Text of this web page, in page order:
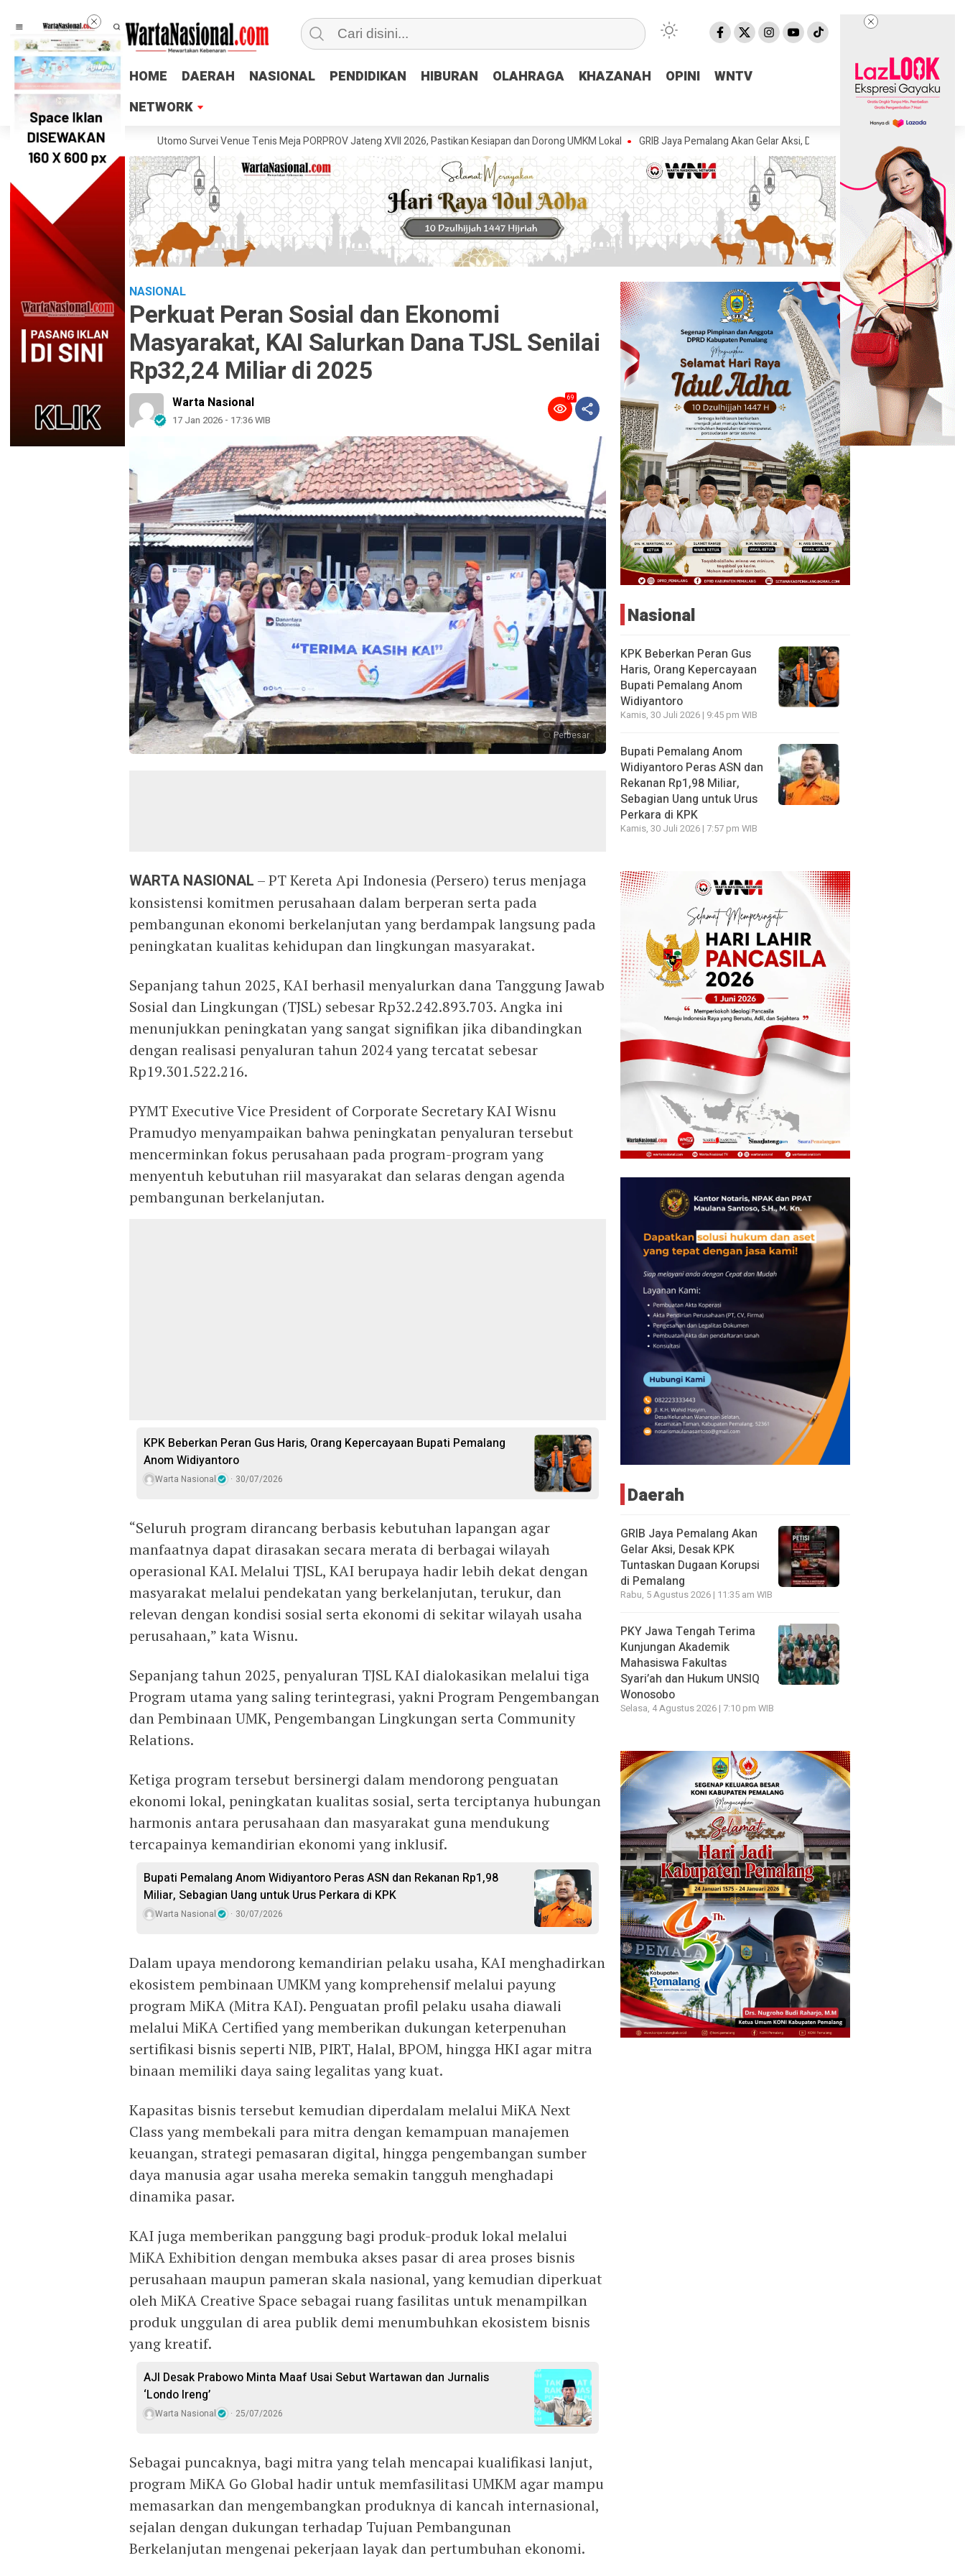
HOME DAERAH NASIONAL PENDIDIKAN HIBURAN OLAHRAGA KHAZANAH OPINI
WNTV
NETWORK
HOME DAERAH NASIONAL PENDIDIKAN HIBURAN OLAHRAGA KHAZANAH OPINI
WNTV
NETWORK
Lukas Arry Dwiko Utomo Survei Venue Tenis Meja PORPROV Jateng XVII 2026, Pastikan Kesiapan dan Dorong UMKM Lokal GRIB Jaya Pemalang Akan Gelar Aksi, Desak KPK Tuntaskan Dugaan Korupsi di
NASIONAL
Perkuat Peran Sosial dan Ekonomi
Masyarakat, KAI Salurkan Dana TJSL Senilai
Rp32,24 Miliar di 2025
Warta Nasional
17 Jan 2026 - 17:36 WIB
69
Perbesar
WARTA NASIONAL – PT Kereta Api Indonesia (Persero) terus menjaga
konsistensi komitmen perusahaan dalam berperan serta pada
pembangunan ekonomi berkelanjutan yang berdampak langsung pada
peningkatan kualitas kehidupan dan lingkungan masyarakat.
Sepanjang tahun 2025, KAI berhasil menyalurkan dana Tanggung Jawab
Sosial dan Lingkungan (TJSL) sebesar Rp32.242.893.703. Angka ini
menunjukkan peningkatan yang sangat signifikan jika dibandingkan
dengan realisasi penyaluran tahun 2024 yang tercatat sebesar
Rp19.301.522.216.
PYMT Executive Vice President of Corporate Secretary KAI Wisnu
Pramudyo menyampaikan bahwa peningkatan penyaluran tersebut
mencerminkan fokus perusahaan pada program-program yang
menyentuh kebutuhan riil masyarakat dan selaras dengan agenda
pembangunan berkelanjutan.
KPK Beberkan Peran Gus Haris, Orang Kepercayaan Bupati Pemalang
Anom Widiyantoro
Warta Nasional 30/07/2026
“Seluruh program dirancang berbasis kebutuhan lapangan agar
manfaatnya dapat dirasakan secara merata di berbagai wilayah
operasional KAI. Melalui TJSL, KAI berupaya hadir lebih dekat dengan
masyarakat melalui pendekatan yang berkelanjutan, terukur, dan
relevan dengan kondisi sosial serta ekonomi di sekitar wilayah usaha
perusahaan,” kata Wisnu.
Sepanjang tahun 2025, penyaluran TJSL KAI dialokasikan melalui tiga
Program utama yang saling terintegrasi, yakni Program Pengembangan
dan Pembinaan UMK, Pengembangan Lingkungan serta Community
Relations.
Ketiga program tersebut bersinergi dalam mendorong penguatan
ekonomi lokal, peningkatan kualitas sosial, serta terciptanya hubungan
harmonis antara perusahaan dan masyarakat guna mendukung
tercapainya kemandirian ekonomi yang inklusif.
Bupati Pemalang Anom Widiyantoro Peras ASN dan Rekanan Rp1,98
Miliar, Sebagian Uang untuk Urus Perkara di KPK
Warta Nasional 30/07/2026
Dalam upaya mendorong kemandirian pelaku usaha, KAI menghadirkan
ekosistem pembinaan UMKM yang komprehensif melalui payung
program MiKA (Mitra KAI). Penguatan profil pelaku usaha diawali
melalui MiKA Certified yang memberikan dukungan keterpenuhan
sertifikasi bisnis seperti NIB, PIRT, Halal, BPOM, hingga HKI agar mitra
binaan memiliki daya saing legalitas yang kuat.
Kapasitas bisnis tersebut kemudian diperdalam melalui MiKA Next
Class yang membekali para mitra dengan kemampuan manajemen
keuangan, strategi pemasaran digital, hingga pengembangan sumber
daya manusia agar usaha mereka semakin tangguh menghadapi
dinamika pasar.
KAI juga memberikan panggung bagi produk-produk lokal melalui
MiKA Exhibition dengan membuka akses pasar di area proses bisnis
perusahaan maupun pameran skala nasional, yang kemudian diperkuat
oleh MiKA Creative Space sebagai ruang fasilitas untuk menampilkan
produk unggulan di area publik demi menumbuhkan ekosistem bisnis
yang kreatif.
AJI Desak Prabowo Minta Maaf Usai Sebut Wartawan dan Jurnalis
‘Londo Ireng’
Warta Nasional 25/07/2026
Sebagai puncaknya, bagi mitra yang telah mencapai kualifikasi lanjut,
program MiKA Go Global hadir untuk memfasilitasi UMKM agar mampu
memasarkan dan mengembangkan produknya di kancah internasional,
sejalan dengan dukungan terhadap Tujuan Pembangunan
Berkelanjutan mengenai pekerjaan layak dan pertumbuhan ekonomi.
Nasional
KPK Beberkan Peran Gus
Haris, Orang Kepercayaan
Bupati Pemalang Anom
Widiyantoro
Kamis, 30 Juli 2026 | 9:45 pm WIB
Bupati Pemalang Anom
Widiyantoro Peras ASN dan
Rekanan Rp1,98 Miliar,
Sebagian Uang untuk Urus
Perkara di KPK
Kamis, 30 Juli 2026 | 7:57 pm WIB
Daerah
GRIB Jaya Pemalang Akan
Gelar Aksi, Desak KPK
Tuntaskan Dugaan Korupsi
di Pemalang
Rabu, 5 Agustus 2026 | 11:35 am WIB
PKY Jawa Tengah Terima
Kunjungan Akademik
Mahasiswa Fakultas
Syari’ah dan Hukum UNSIQ
Wonosobo
Selasa, 4 Agustus 2026 | 7:10 pm WIB